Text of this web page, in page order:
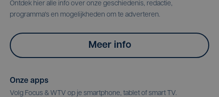
Ontdek hier alle info over onze geschiedenis, redactie,
programma's en mogelijkheden om te adverteren.
Meer info
Onze apps
Volg Focus & WTV op je smartphone, tablet of smart TV.